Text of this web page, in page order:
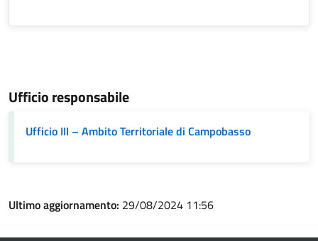
Ufficio responsabile
Ufficio III – Ambito Territoriale di Campobasso
Ultimo aggiornamento: 29/08/2024 11:56